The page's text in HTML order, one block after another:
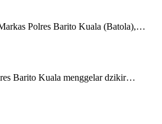
Polres Barito Kuala (Batola),…
Barito Kuala menggelar dzikir…